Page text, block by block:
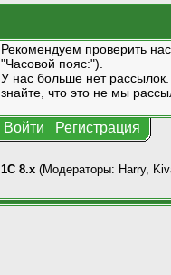
Рекомендуем проверить
"Часовой пояс:").
У нас больше нет
знайте, что это не мы
Войти Регистрация
1С 8.x (Модераторы: Harry,